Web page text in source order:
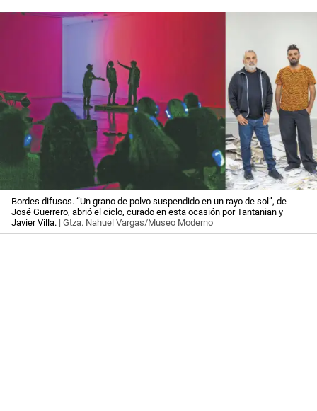
Bordes difusos. “Un grano de polvo suspendido en un rayo de sol”, de
José Guerrero, abrió el ciclo, curado en esta ocasión por Tantanian y
Javier Villa. | Gtza. Nahuel Vargas/Museo Moderno